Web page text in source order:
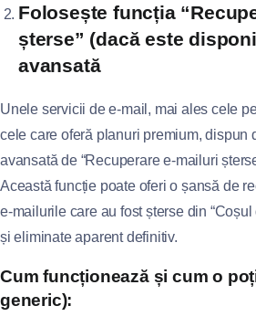
Folosește funcția
șterse” (dacă este
avansată
Unele servicii de e-mail, mai ales cele
cele care oferă planuri premium, dispun
avansată de “Recuperare e-mailuri
Această funcție poate oferi o șansă de
e-mailurile care au fost șterse din “Coșul
și eliminate aparent definitiv.
Cum funcționează și cum o
generic):